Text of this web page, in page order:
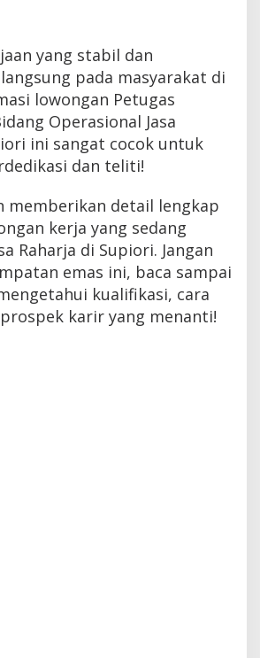
yang stabil dan
pada masyarakat di
lowongan Petugas
Operasional Jasa
ini sangat cocok untuk
dan teliti!
memberikan detail lengkap
kerja yang sedang
Raharja di Supiori. Jangan
emas ini, baca sampai
kualifikasi, cara
karir yang menanti!